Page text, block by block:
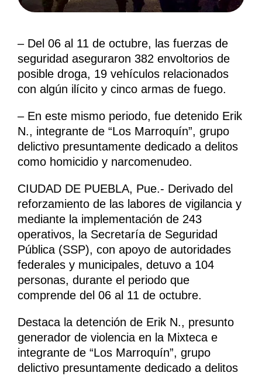
– Del 06 al 11 de octubre, las fuerzas de
seguridad aseguraron 382 envoltorios de
posible droga, 19 vehículos relacionados
con algún ilícito y cinco armas de fuego.
– En este mismo periodo, fue detenido Erik
N., integrante de “Los Marroquín”, grupo
delictivo presuntamente dedicado a delitos
como homicidio y narcomenudeo.
CIUDAD DE PUEBLA, Pue.- Derivado del
reforzamiento de las labores de vigilancia y
mediante la implementación de 243
operativos, la Secretaría de Seguridad
Pública (SSP), con apoyo de autoridades
federales y municipales, detuvo a 104
personas, durante el periodo que
comprende del 06 al 11 de octubre.
Destaca la detención de Erik N., presunto
generador de violencia en la Mixteca e
integrante de “Los Marroquín”, grupo
delictivo presuntamente dedicado a delitos